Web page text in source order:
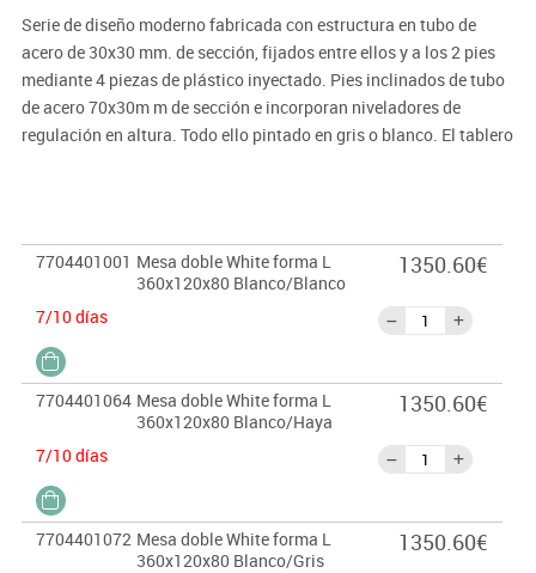
Serie de diseño moderno fabricada con estructura en tubo de
acero de 30x30 mm. de sección, fijados entre ellos y a los 2 pies
mediante 4 piezas de plástico inyectado. Pies inclinados de tubo
de acero 70x30m m de sección e incorporan niveladores de
regulación en altura. Todo ello pintado en gris o blanco. El tablero
7704401001 Mesa doble White forma L
360x120x80 Blanco/Blanco
7/10 días
1350.60€
7704401064 Mesa doble White forma L
360x120x80 Blanco/Haya
7/10 días
1350.60€
7704401072 Mesa doble White forma L
360x120x80 Blanco/Gris
1350.60€